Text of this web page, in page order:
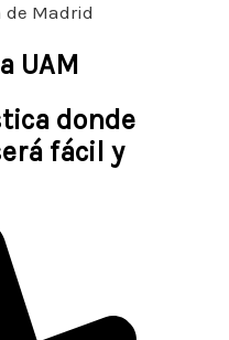
de Madrid
UAM
donde
fácil y